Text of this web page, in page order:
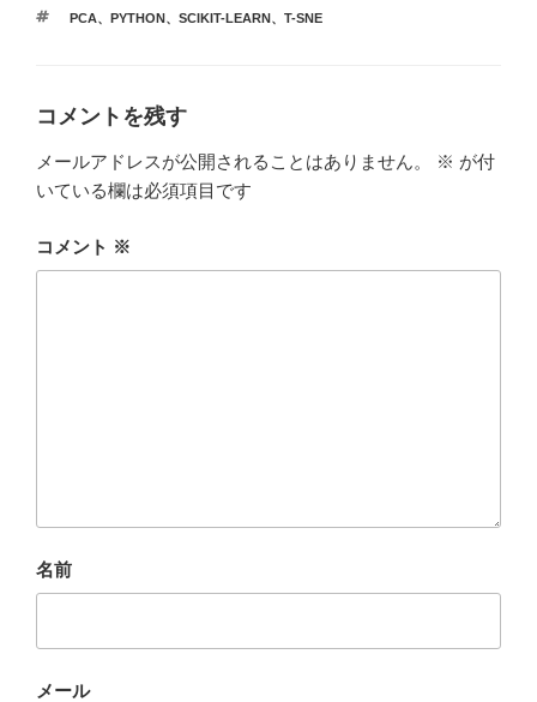
k
ゴ
タ
PCA、 PYTHON、 SCIKIT-LEARN、 T-SNE
コメントを残す
メールアドレスが公開されることはありません。 ※ が付
いている欄は必須項目です
コメント ※
名前
メール